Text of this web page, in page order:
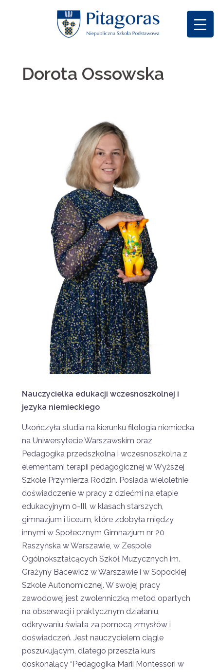
Dorota Ossowska
Nauczycielka edukacji wczesnoszkolnej i
języka niemieckiego
Ukończyła studia na kierunku filologia niemiecka
na Uniwersytecie Warszawskim oraz
Pedagogika przedszkolna i wczesnoszkolna z
elementami terapii pedagogicznej w Wyższej
Szkole Przymierza Rodzin. Posiada wieloletnie
doświadczenie w pracy z dziećmi na etapie
edukacyjnym 0-III, w klasach starszych,
gimnazjum i liceum, które zdobyła między
innymi w Społecznym Gimnazjum nr 20
Raszyńska w Warszawie, w Zespole
Ogólnokształcących Szkół Muzycznych im.
Grażyny Bacewicz w Warszawie i w Sopockiej
Szkole Autonomicznej. W swojej pracy
zawodowej jest zwolenniczką metod opartych
na obserwacji i praktycznym działaniu,
odkrywaniu świata za pomocą zmysłów i
doświadczeń. Jest nauczycielem ciągle
poszukującym, dlatego przeszła kurs
doskonalący “Pedagogika Marii Montessori w